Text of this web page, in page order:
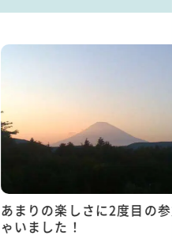
あまりの楽しさに2度目の
ゃいました！